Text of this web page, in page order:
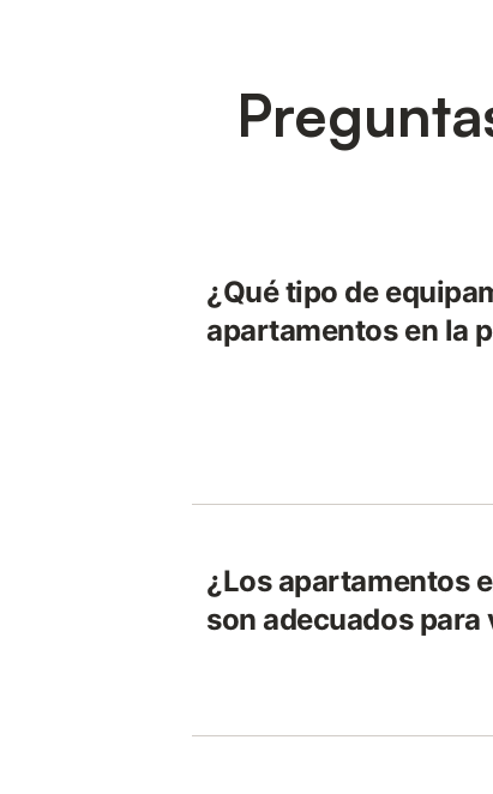
¿Qué tipo de
apartamentos en la
¿Los apartamentos
son adecuados